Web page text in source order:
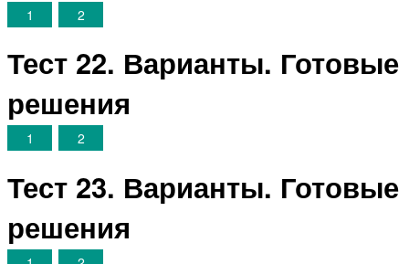
1 2
Тест 22. Варианты. Готовые
решения
1 2
Тест 23. Варианты. Готовые
решения